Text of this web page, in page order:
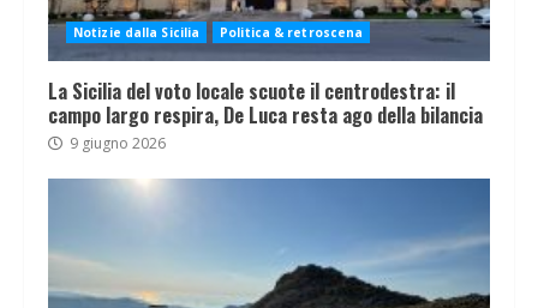
Notizie dalla Sicilia Politica & retroscena
La Sicilia del voto locale scuote il centrodestra: il
campo largo respira, De Luca resta ago della bilancia
9 giugno 2026